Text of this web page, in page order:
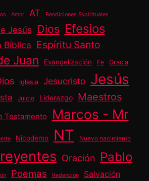
Amor AT Bendiciones Espirituales
Jesús Dios Efesios
Bíblica Espíritu Santo
Juan Evangelización Fe Gracia
Iglesia Jesucristo Jesús
Juicio Liderazgo Maestros
Testamento Marcos - Mr
Nicodemo NT Nuevo nacimiento
Oración Pablo
Poemas Redención
Salvación